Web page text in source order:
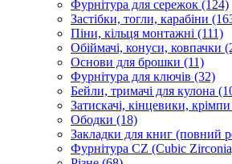
Фурнітура для сережок (124)
Застібки, тогли, карабіни
Піни, кільця монтажні (111)
Обіймачі, конуси, ковпачки
Основи для брошки (11)
Фурнітура для ключів (32)
Бейли, тримачі для кулона
Затискачі, кінцевики, крімпи
Ободки (18)
Закладки для книг (повний
Фурнітура CZ (Cubic